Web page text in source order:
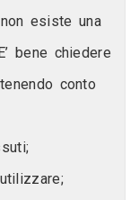
esiste una
bene chiedere
conto